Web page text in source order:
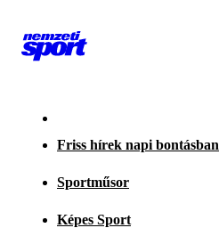
Friss hírek napi bontásban
Sportműsor
Képes Sport